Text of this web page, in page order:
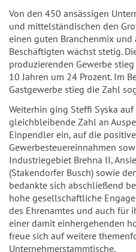
Von den 450 ansässigen
und mittelständischen den
einen guten Branchenmix und
Beschäftigten wächst stetig.
produzierenden Gewerbe
10 Jahren um 24 Prozent. Im
Gastgewerbe stieg die Zahl
Weiterhin ging Steffi Syska
gleichbleibende Zahl an
Einpendler ein, auf die
Gewerbesteuereinnahmen
Industriegebiet Brehna II,
(Stakendorfer Busch) sowie
bedankte sich abschließend
hohe gesellschaftliche
des Ehrenamtes und auch für
einer damit einhergehenden
freue sich auf weitere
Unternehmerstammtische.